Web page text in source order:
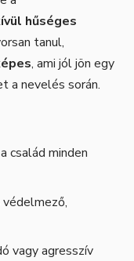
hűséges
tanul,
, ami jól jön egy
a nevelés során.
család minden
vagy agresszív